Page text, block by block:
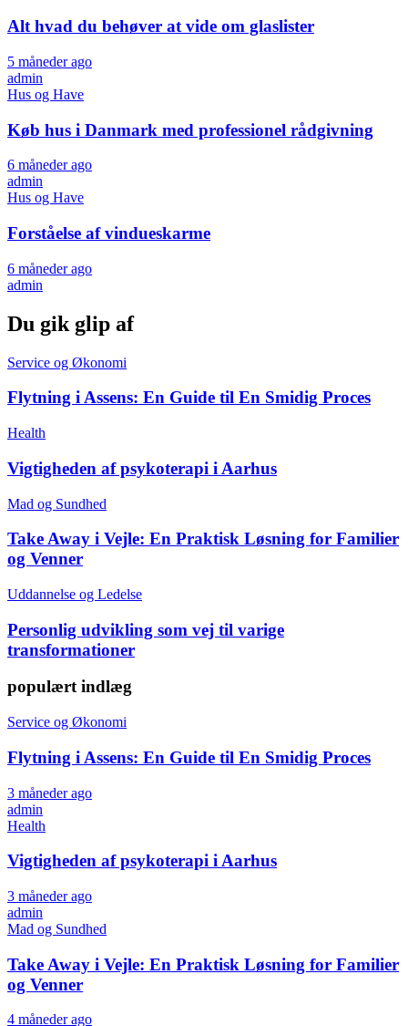
Alt hvad du behøver at vide om glaslister
5 måneder ago
admin
Hus og Have
Køb hus i Danmark med professionel rådgivning
6 måneder ago
admin
Hus og Have
Forståelse af vindueskarme
6 måneder ago
admin
Du gik glip af
Service og Økonomi
Flytning i Assens: En Guide til En Smidig Proces
Health
Vigtigheden af psykoterapi i Aarhus
Mad og Sundhed
Take Away i Vejle: En Praktisk Løsning for Familier
og Venner
Uddannelse og Ledelse
Personlig udvikling som vej til varige
transformationer
populært indlæg
Service og Økonomi
Flytning i Assens: En Guide til En Smidig Proces
3 måneder ago
admin
Health
Vigtigheden af psykoterapi i Aarhus
3 måneder ago
admin
Mad og Sundhed
Take Away i Vejle: En Praktisk Løsning for Familier
og Venner
4 måneder ago